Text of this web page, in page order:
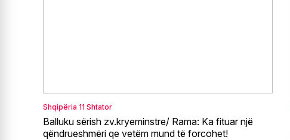
Shqipëria 11 Shtator
Balluku sërish zv.kryeminstre/ Rama: Ka fituar një
qëndrueshmëri qe vetëm mund të forcohet!